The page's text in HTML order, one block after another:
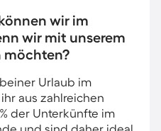
wir im
wir mit unserem
möchten?
Urlaub im
aus zahlreichen
der Unterkünfte im